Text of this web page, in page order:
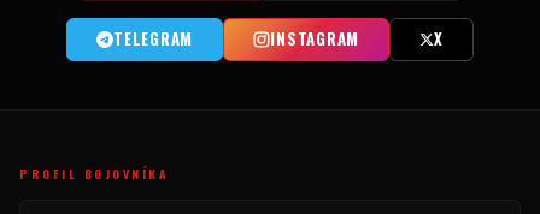
TELEGRAM INSTAGRAM X
PROFIL BOJOVNÍKA